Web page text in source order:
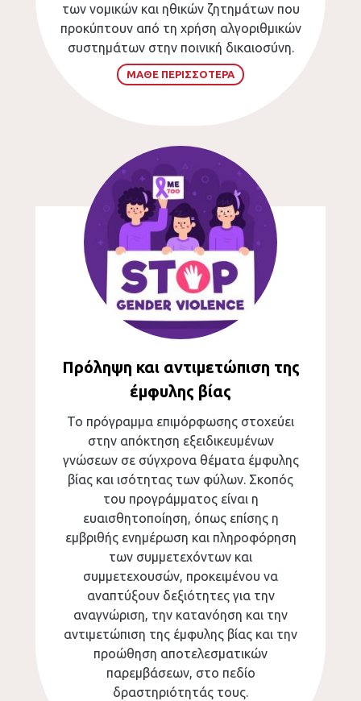
των νομικών και ηθικών ζητημάτων που
προκύπτουν από τη χρήση αλγοριθμικών
συστημάτων στην ποινική δικαιοσύνη.
ΜΑΘΕ ΠΕΡΙΣΣΟΤΕΡΑ
Πρόληψη και αντιμετώπιση της
έμφυλης βίας
Το πρόγραμμα επιμόρφωσης στοχεύει
στην απόκτηση εξειδικευμένων
γνώσεων σε σύγχρονα θέματα έμφυλης
βίας και ισότητας των φύλων. Σκοπός
του προγράμματος είναι η
ευαισθητοποίηση, όπως επίσης η
εμβριθής ενημέρωση και πληροφόρηση
των συμμετεχόντων και
συμμετεχουσών, προκειμένου να
αναπτύξουν δεξιότητες για την
αναγνώριση, την κατανόηση και την
αντιμετώπιση της έμφυλης βίας και την
προώθηση αποτελεσματικών
παρεμβάσεων, στο πεδίο
δραστηριότητάς τους.